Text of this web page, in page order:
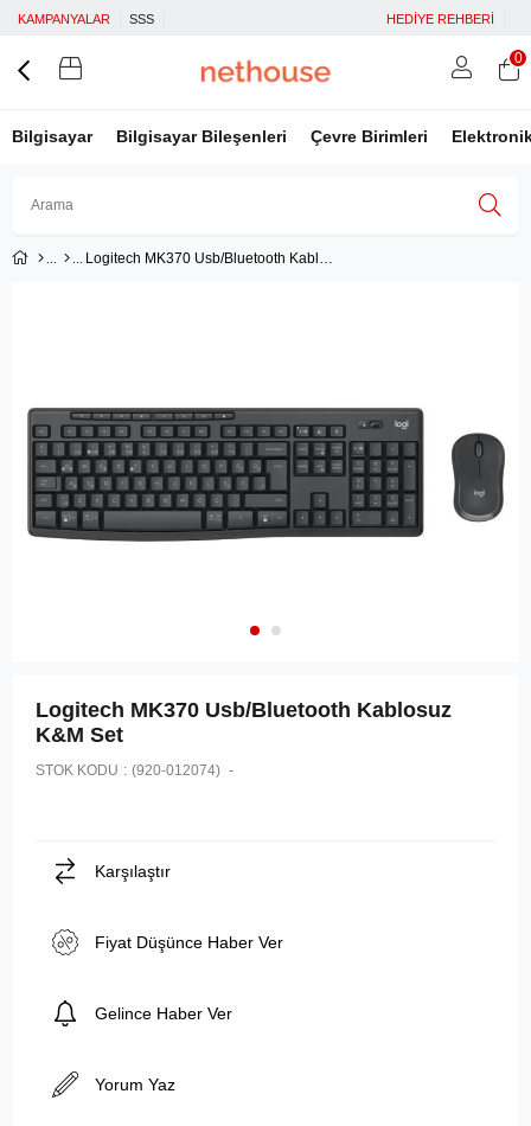
KAMPANYALAR SSS HEDİYE REHBERİ
Bilgisayar Bilgisayar Bileşenleri Çevre Birimleri
Üye Girişi
0
Logitech MK370 Usb/Bluetooth Kablosuz K&M Set
Logitech MK370 Usb/Bluetooth Kablosuz
K&M Set
STOK KODU (920-012074)
Karşılaştır
Fiyat Düşünce Haber Ver
Gelince Haber Ver
Yorum Yaz